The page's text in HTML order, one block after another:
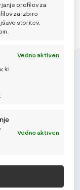
profilov za
za izbiro
storitev,
Vedno aktiven
ki
Vedno aktiven